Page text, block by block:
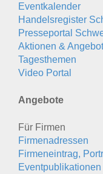
Eventkalender
Handelsregister
Presseportal
Aktionen &
Tagesthemen
Video Portal
Angebote
Für Firmen
Firmenadressen
Firmeneintrag,
Eventpublikationen